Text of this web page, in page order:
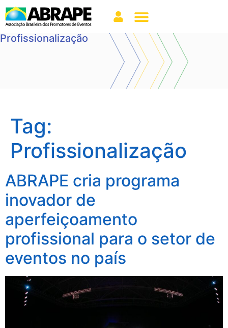
Profissionalização
Tag:
Profissionalização
ABRAPE cria programa
inovador de
aperfeiçoamento
profissional para o setor de
eventos no país